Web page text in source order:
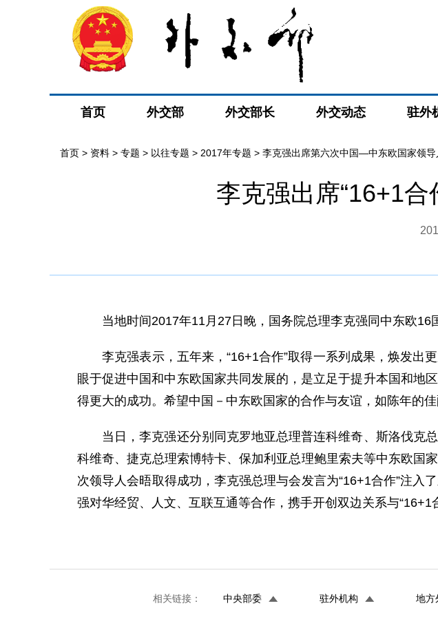
首页 外交部 外交部长 外交动态 驻外
首页 > 资料 > 专题 > 以往专题 > 2017年专题 > 李克强出席第六次中国—中东欧国家领
李克强出席“16+1
当地时间2017年11月27日晚，国务院总理李克强同中东欧16
李克强表示，五年来，“16+1合作”取得一系列成果，焕发出
眼于促进中国和中东欧国家共同发展的，是立足于提升本国和地
得更大的成功。希望中国－中东欧国家的合作与友谊，如陈年的佳
当日，李克强还分别同克罗地亚总理普连科维奇、斯洛伐克
科维奇、捷克总理索博特卡、保加利亚总理鲍里索夫等中东欧国
次领导人会晤取得成功，李克强总理与会发言为“16+1合作”注
强对华经贸、人文、互联互通等合作，携手开创双边关系与“16+1
相关链接： 中央部委 驻外机构 地方